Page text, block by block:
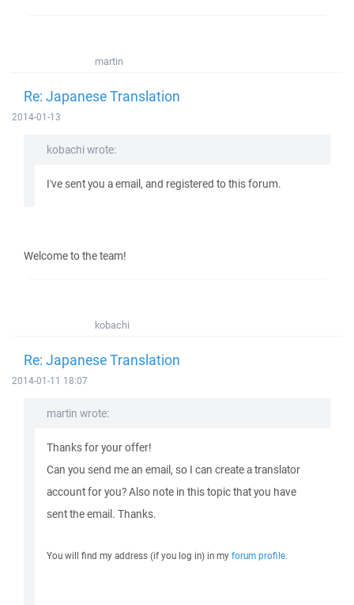
martin
Re: Japanese Translation
2014-01-13
kobachi wrote:
I've sent you a email, and registered to this forum.
Welcome to the team!
kobachi
Re: Japanese Translation
2014-01-11 18:07
martin wrote:
Thanks for your offer!
Can you send me an email, so I can create a translator
account for you? Also note in this topic that you have
sent the email. Thanks.
You will find my address (if you log in) in my forum profile.